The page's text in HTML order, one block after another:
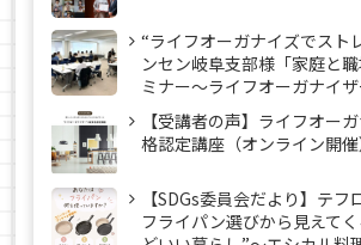
“ライフオーガナイズでスト
ンセン岐阜支部様「家庭と
ミナー～ライフオーガナイ
【受講者の声】ライフオー
格認定講座（オンライン開催
【SDGs委員会だより】テフ
フライパン選びから見えて